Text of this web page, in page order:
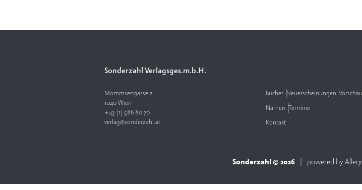
Sonderzahl Verlagsges.m.b.H.
Mommsengasse 2
1040 Wien
+43 (1) 586 80 70
verlag@sonderzahl.at
Bücher Neuerscheinungen Vorschau
Namen Termine
Kontakt
Sonderzahl © 2026 powered by